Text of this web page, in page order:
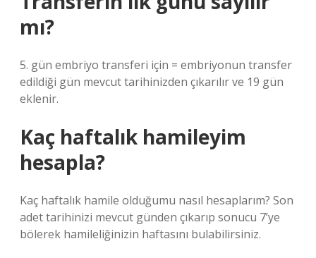
mı?
5. gün embriyo transferi için = embriyonun transfer
edildiği gün mevcut tarihinizden çıkarılır ve 19 gün
eklenir.
Kaç haftalık hamileyim
hesapla?
Kaç haftalık hamile olduğumu nasıl hesaplarım? Son
adet tarihinizi mevcut günden çıkarıp sonucu 7’ye
bölerek hamileliğinizin haftasını bulabilirsiniz.